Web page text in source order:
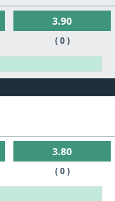
3.90
( 0 )
3.80
( 0 )